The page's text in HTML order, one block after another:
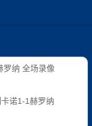
罗纳 全场录像
诺1-1赫罗纳